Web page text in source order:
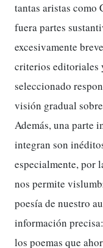
tantas aristas
fuera partes
excesivamente
criterios editoriales
seleccionado
visión gradual
Además, una parte
integran son
especialmente, por
nos permite
poesía de nuestro
información
los poemas que